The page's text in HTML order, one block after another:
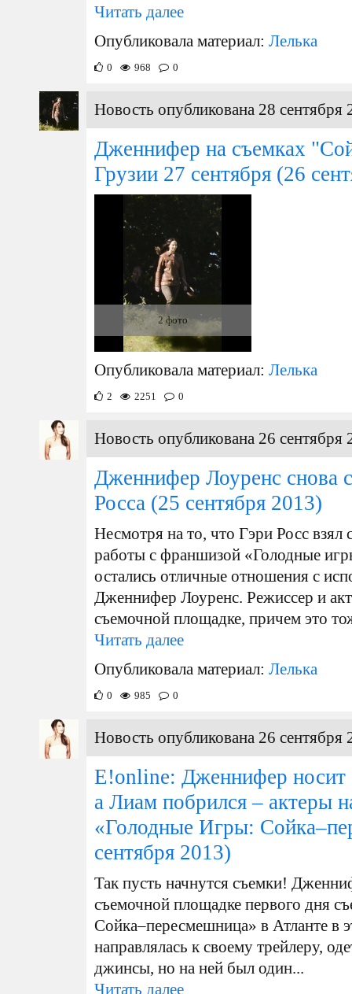
Читать далее
Опубликовала материал: Лелька
0 968 0
Новость опубликована 28 сентября
Дженнифер на съемках
Грузии 27 сентября (26
2 фото
Опубликовала материал: Лелька
2 2251 0
Новость опубликована 26 сентября
Дженнифер Лоуренс снова
Росса (25 сентября 2013)
Несмотря на то, что Гэри Росс взял
работы с франшизой «Голодные
остались отличные отношения с
Дженнифер Лоуренс. Режиссер и
съемочной площадке, причем это
Читать далее
Опубликовала материал: Лелька
0 985 0
Новость опубликована 26 сентября
E!online: Дженнифер
а Лиам побрился – актеры
«Голодные Игры:
сентября 2013)
Так пусть начнутся съемки!
съемочной площадке первого дня
Сойка–пересмешница» в Атланте в
направлялась к своему трейлеру,
джинсы, но на ней был один...
Читать далее